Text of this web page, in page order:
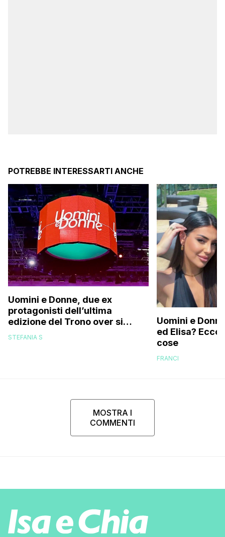
POTREBBE INTERESSARTI ANCHE
Uomini e Donne, due ex
protagonisti dell’ultima
edizione del Trono over si
stanno frequentando fuori dal
STEFANIA S
Uomini e
ed Elisa? Ecco
cose
FRANCI
MOSTRA I
COMMENTI